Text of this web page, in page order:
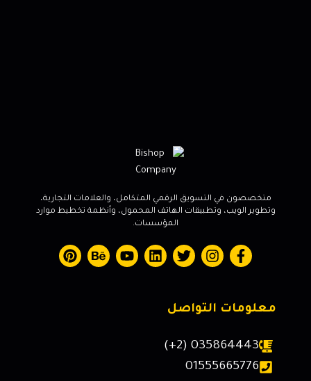
متخصصون في التسويق الرقمي المتكامل، والعلامات التجارية،
وتطوير الويب، وتطبيقات الهاتف المحمول، وأنظمة تخطيط موارد
المؤسسات.
معلومات التواصل
(+2) 035864443
01555665776